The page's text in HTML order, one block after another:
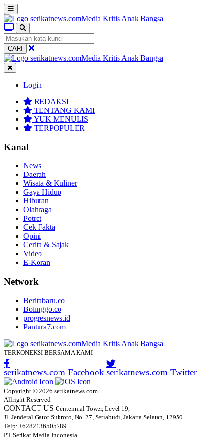
CARI
Login
REDAKSI
TENTANG KAMI
YUK MENULIS
TERPOPULER
Kanal
News
Daerah
Wisata & Kuliner
Gaya Hidup
Hiburan
Olahraga
Potret
Cek Fakta
Opini
Cerita & Sajak
Video
E-Koran
Network
Beritabaru.co
Bolinggo.co
progresnews.id
Pantura7.com
TERKONEKSI BERSAMA KAMI
serikatnews.com Facebook serikatnews.com Twitter
Copyright © 2026 serikatnews.com
Allright Reserved
CONTACT US Centennial Tower, Level 19,
Jl. Jenderal Gatot Subroto, No. 27, Setiabudi, Jakarta Selatan, 12950
Telp: +6282136505789
PT Serikat Media Indonesia